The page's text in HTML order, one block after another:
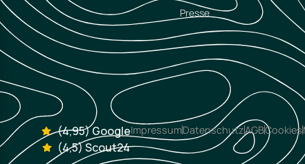
Presse
(4,95) Google
(4,5) Scout24
ImpressumDatenschutzAGBCookies